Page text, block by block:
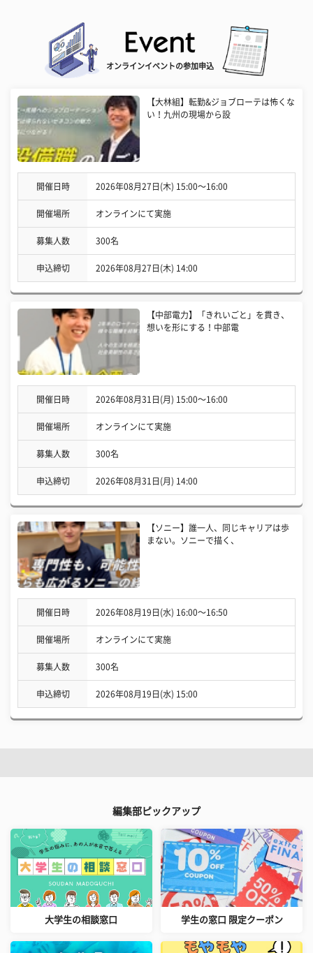
オンラインイベントの参加申込
【大林組】転勤&ジョブローテは怖くな
い！九州の現場から設
開催日時 2026年08月27日(木) 15:00〜16:00
開催場所 オンラインにて実施
募集人数 300名
申込締切 2026年08月27日(木) 14:00
【中部電力】「きれいごと」を貫き、
想いを形にする！中部電
開催日時 2026年08月31日(月) 15:00〜16:00
開催場所 オンラインにて実施
募集人数 300名
申込締切 2026年08月31日(月) 14:00
【ソニー】誰一人、同じキャリアは歩
まない。ソニーで描く、
開催日時 2026年08月19日(水) 16:00〜16:50
開催場所 オンラインにて実施
募集人数 300名
申込締切 2026年08月19日(水) 15:00
編集部ピックアップ
大学生の相談窓口 学生の窓口 限定クーポン